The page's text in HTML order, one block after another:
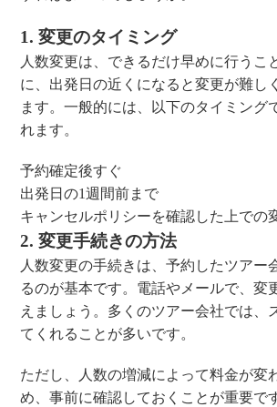
1. 変更のタイミング
人数変更は、できるだけ早めに行うこ
に、出発日の近くになると変更が難し
ます。一般的には、以下のタイミング
れます。
予約確定後すぐ
出発日の1週間前まで
キャンセルポリシーを確認した上での
2. 変更手続きの方法
人数変更の手続きは、予約したツアー
るのが基本です。電話やメールで、変
えましょう。多くのツアー会社では、
てくれることが多いです。
ただし、人数の増減によって料金が変
め、事前に確認しておくことが重要で